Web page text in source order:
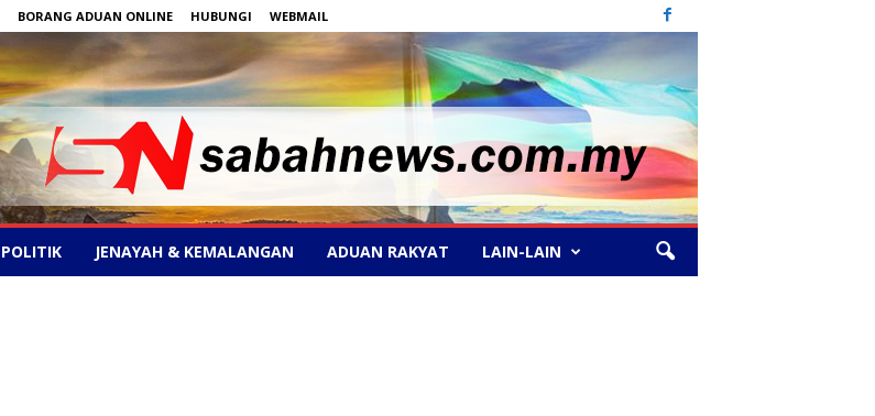
BORANG ADUAN ONLINE HUBUNGI WEBMAIL
POLITIK JENAYAH & KEMALANGAN ADUAN RAKYAT LAIN-LAIN